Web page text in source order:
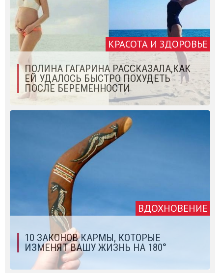
КРАСОТА И ЗДОРОВЬЕ
ПОЛИНА ГАГАРИНА РАССКАЗАЛА,КАК
ЕЙ УДАЛОСЬ БЫСТРО ПОХУДЕТЬ
ПОСЛЕ БЕРЕМЕННОСТИ
ВДОХНОВЕНИЕ
10 ЗАКОНОВ КАРМЫ, КОТОРЫЕ
ИЗМЕНЯТ ВАШУ ЖИЗНЬ НА 180°